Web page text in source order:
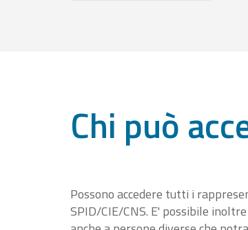
Chi può
Possono accedere tutti i
SPID/CIE/CNS. E' possibile